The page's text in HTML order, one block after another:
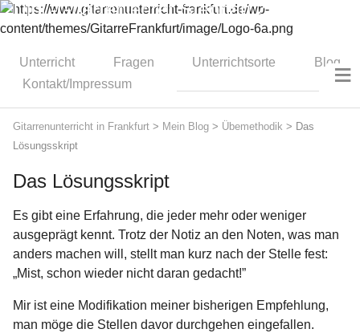
Dipl.-Gitarrenlehrer Stephan Zitzmann
Unterricht Fragen Unterrichtsorte
Blog
Kontakt/Impressum
≡
Gitarrenunterricht in Frankfurt > Mein Blog > Übemethodik > Das
Lösungsskript
Das Lösungsskript
Es gibt eine Erfahrung, die jeder mehr oder weniger
ausgeprägt kennt. Trotz der Notiz an den Noten, was man
anders machen will, stellt man kurz nach der Stelle fest:
„Mist, schon wieder nicht daran gedacht!”
Mir ist eine Modifikation meiner bisherigen Empfehlung,
man möge die Stellen davor durchgehen eingefallen.